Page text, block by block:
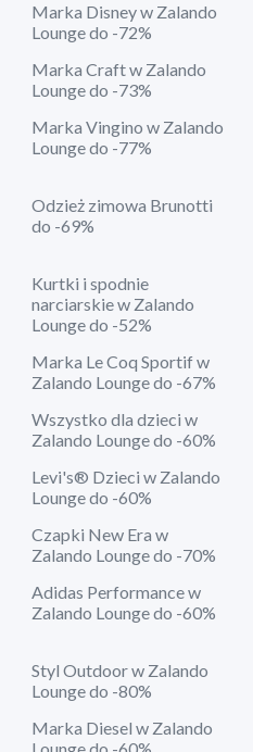
Marka Disney w Zalando
Lounge do -72%
Marka Craft w Zalando
Lounge do -73%
Marka Vingino w Zalando
Lounge do -77%
Odzież zimowa Brunotti
do -69%
Kurtki i spodnie
narciarskie w Zalando
Lounge do -52%
Marka Le Coq Sportif w
Zalando Lounge do -67%
Wszystko dla dzieci w
Zalando Lounge do -60%
Levi's® Dzieci w Zalando
Lounge do -60%
Czapki New Era w
Zalando Lounge do -70%
Adidas Performance w
Zalando Lounge do -60%
Styl Outdoor w Zalando
Lounge do -80%
Marka Diesel w Zalando